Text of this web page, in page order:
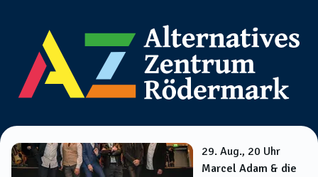
29. Aug., 20 Uhr
Marcel Adam & die